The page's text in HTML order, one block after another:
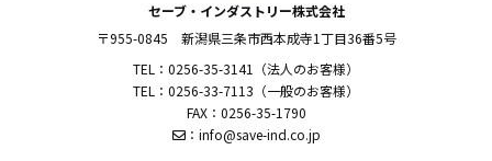
セーブ・インダストリー株式会社
〒955-0845 新潟県三条市西本成寺1丁目36番5号
TEL： 0256-35-3141 （法人のお客様）
TEL： 0256-33-7113 （一般のお客様）
FAX：0256-35-1790
： info@save-ind.co.jp